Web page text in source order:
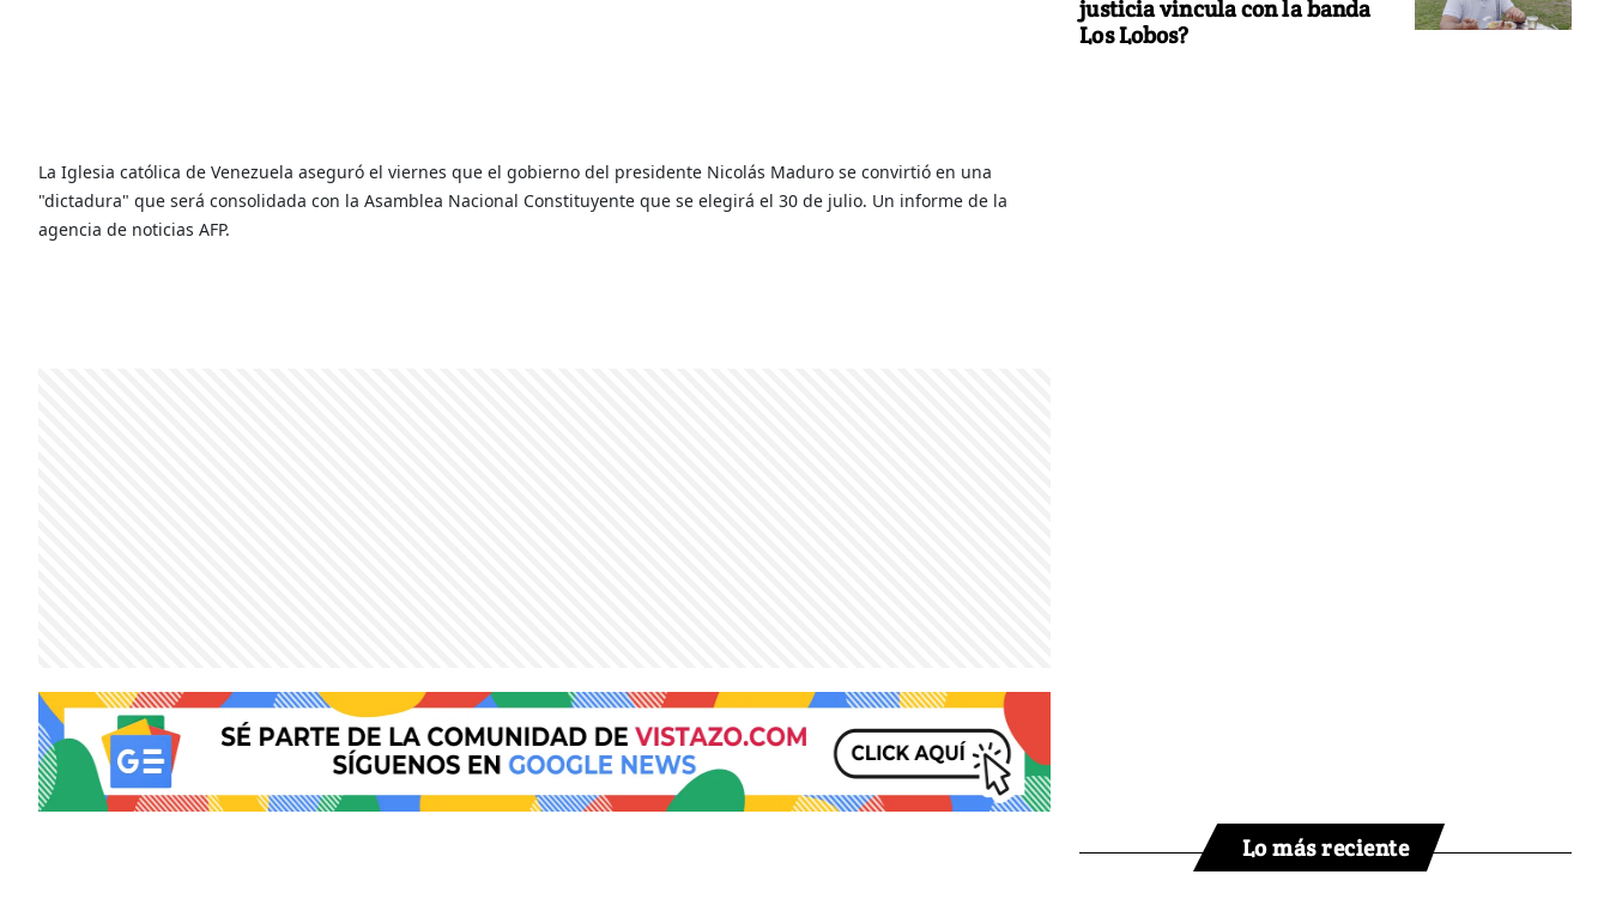
La Iglesia católica de Venezuela aseguró el viernes que el gobierno del presidente Nicolás Maduro se convirtió en una
"dictadura" que será consolidada con la Asamblea Nacional Constituyente que se elegirá el 30 de julio. Un informe de la
agencia de noticias AFP.
justicia vincula con la banda
Los Lobos?
Lo más reciente